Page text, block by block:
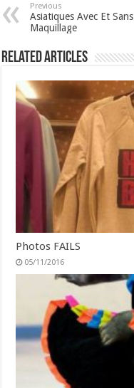
Previous
Asiatiques Avec Et Sans
Maquillage
Related Articles
Photos FAILS
05/11/2016